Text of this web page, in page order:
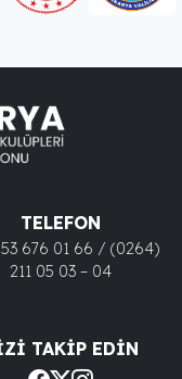
TELEFON
676 01 66 / (0264)
211 05 03 – 04
TAKIP EDIN